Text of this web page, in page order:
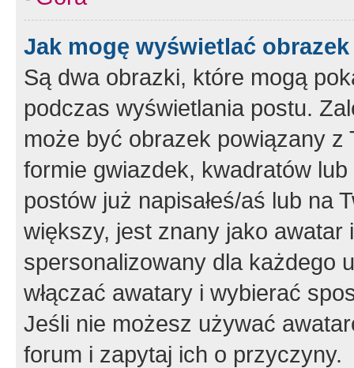
Jak mogę wyświetlać
Są dwa obrazki, które mogą
podczas wyświetlania postu.
może być obrazek powiązany z
formie gwiazdek, kwadratów
postów już napisałeś/aś lub na
większy, jest znany jako
spersonalizowany dla każdego
włączać awatary i wybierać
Jeśli nie możesz używać
forum i zapytaj ich o przyczyny.